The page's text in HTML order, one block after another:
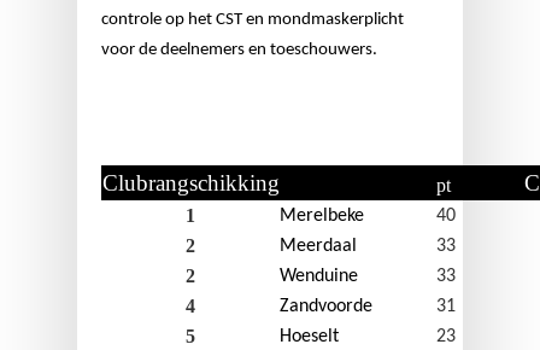
controle op het CST en mondmaskerplicht
voor de deelnemers en toeschouwers.
Clubrangschikking pt
1 Merelbeke 40
2 Meerdaal 33
2 Wenduine 33
4 Zandvoorde 31
5 Hoeselt 23